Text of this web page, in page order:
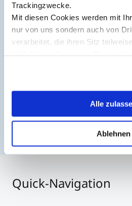
Trackingzwecke.
Mit diesen Cookies werden mit
nur von uns sondern auch von
verarbeitet, die ihren Sitz
erklären Ihnen genau, was eine
USA bedeuten kann.
Alle
Ablehnen
Executive
Quick-Navigation